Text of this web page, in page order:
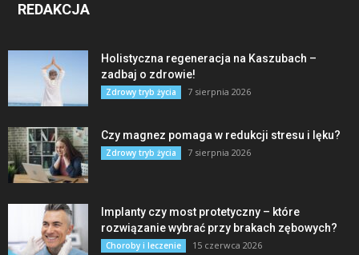
REDAKCJA
Holistyczna regeneracja na Kaszubach –
zadbaj o zdrowie!
Zdrowy tryb życia 7 sierpnia 2026
Czy magnez pomaga w redukcji stresu i lęku?
Zdrowy tryb życia 7 sierpnia 2026
Implanty czy most protetyczny – które
rozwiązanie wybrać przy brakach zębowych?
Choroby i leczenie 15 czerwca 2026